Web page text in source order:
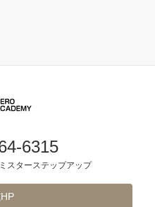
6315
スターステップアップ